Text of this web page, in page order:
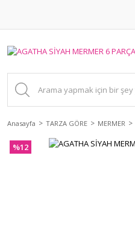
Anasayfa TARZA GÖRE MERMER
%12